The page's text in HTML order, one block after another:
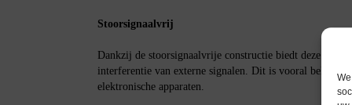
Stoorsignaalvrij
Dankzij de stoorsignaalvrije constructie biedt deze kabel
interferentie van externe signalen. Dit is vooral
elektronische apparaten.